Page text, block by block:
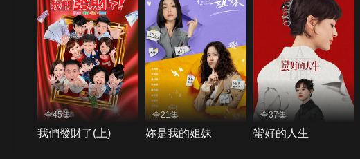
全45集
我們發財了(上)
全21集
妳是我的姐妹
全37集
蠻好的人生